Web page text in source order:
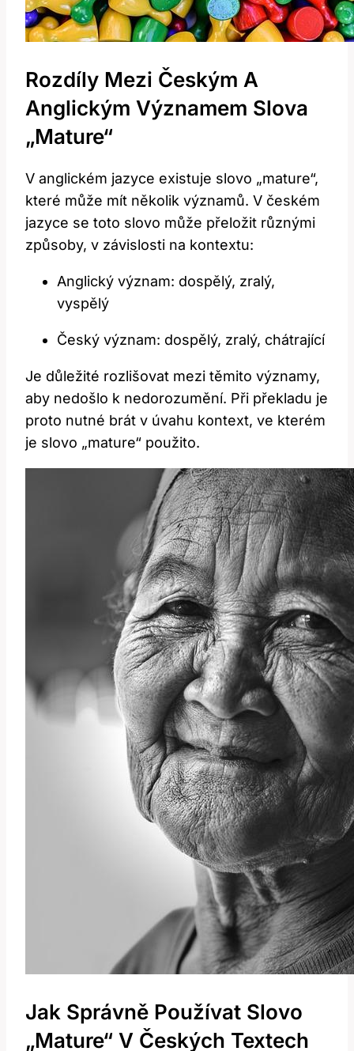
Rozdíly Mezi Českým A
Anglickým Významem Slova
„Mature“
V anglickém jazyce existuje slovo „mature“,
které může mít několik významů. V českém
jazyce se toto slovo může přeložit různými
způsoby, v závislosti na kontextu:
Anglický význam: dospělý, zralý,
vyspělý
Český význam: dospělý, zralý, chátrající
Je důležité rozlišovat mezi těmito významy,
aby nedošlo k nedorozumění. Při překladu je
proto nutné brát v úvahu kontext, ve kterém
je slovo „mature“ použito.
Jak Správně Používat Slovo
„Mature“ V Českých Textech